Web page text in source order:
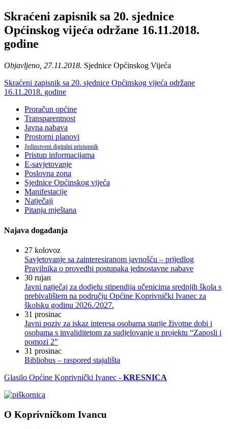
Skraćeni zapisnik sa 20. sjednice
Općinskog vijeća održane 16.11.2018.
godine
Objavljeno, 27.11.2018. Sjednice Općinskog Vijeća
Skraćeni zapisnik sa 20. sjednice Općinskog vijeća održane
16.11.2018. godine
Proračun općine
Transparentnost
Javna nabava
Prostorni planovi
Jedinstveni digitalni pristupnik
Pristup informacijama
E-savjetovanje
Poslovna zona
Sjednice Općinskog vijeća
Manifestacije
Natječaji
Pitanja mještana
Najava događanja
27 kolovoz
Savjetovanje sa zainteresiranom javnošću – prijedlog
Pravilnika o provedbi postupaka jednostavne nabave
30 rujan
Javni natječaj za dodjelu stipendija učenicima srednjih škola s
prebivalištem na području Općine Koprivnički Ivanec za
školsku godinu 2026./2027.
31 prosinac
Javni poziv za iskaz interesa osobama starije životne dobi i
osobama s invaliditetom za sudjelovanje u projektu “Zaposli i
pomozi 2”
31 prosinac
Bibliobus – raspored stajališta
Glasilo Općine Koprivnički Ivanec - KRESNICA
O Koprivničkom Ivancu